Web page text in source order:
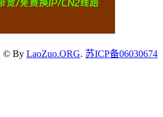
© By LaoZuo.ORG. 苏ICP备06030674